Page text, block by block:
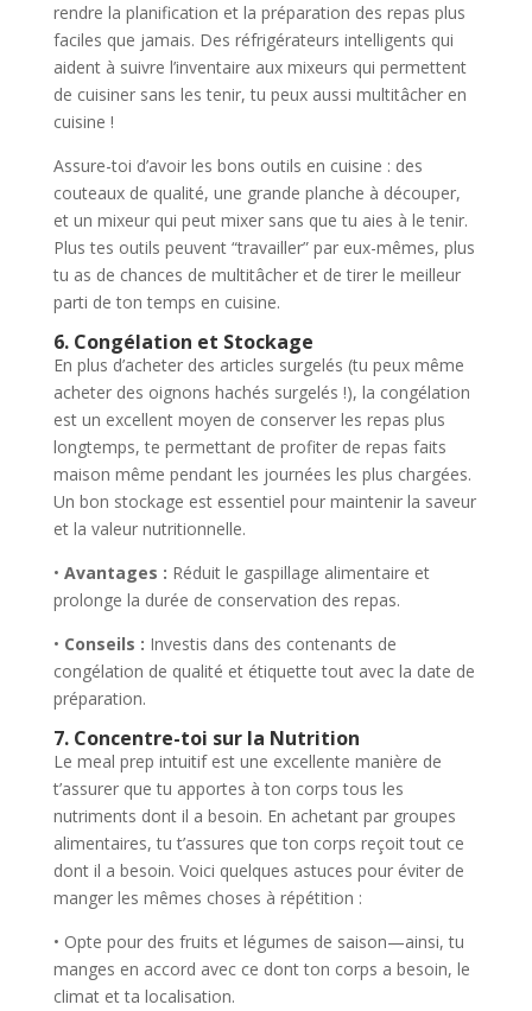
rendre la planification et la préparation des repas plus
faciles que jamais. Des réfrigérateurs intelligents qui
aident à suivre l’inventaire aux mixeurs qui permettent
de cuisiner sans les tenir, tu peux aussi multitâcher en
cuisine !
Assure-toi d’avoir les bons outils en cuisine : des
couteaux de qualité, une grande planche à découper,
et un mixeur qui peut mixer sans que tu aies à le tenir.
Plus tes outils peuvent “travailler” par eux-mêmes, plus
tu as de chances de multitâcher et de tirer le meilleur
parti de ton temps en cuisine.
6. Congélation et Stockage
En plus d’acheter des articles surgelés (tu peux même
acheter des oignons hachés surgelés !), la congélation
est un excellent moyen de conserver les repas plus
longtemps, te permettant de profiter de repas faits
maison même pendant les journées les plus chargées.
Un bon stockage est essentiel pour maintenir la saveur
et la valeur nutritionnelle.
• Avantages : Réduit le gaspillage alimentaire et
prolonge la durée de conservation des repas.
• Conseils : Investis dans des contenants de
congélation de qualité et étiquette tout avec la date de
préparation.
7. Concentre-toi sur la Nutrition
Le meal prep intuitif est une excellente manière de
t’assurer que tu apportes à ton corps tous les
nutriments dont il a besoin. En achetant par groupes
alimentaires, tu t’assures que ton corps reçoit tout ce
dont il a besoin. Voici quelques astuces pour éviter de
manger les mêmes choses à répétition :
• Opte pour des fruits et légumes de saison—ainsi, tu
manges en accord avec ce dont ton corps a besoin, le
climat et ta localisation.